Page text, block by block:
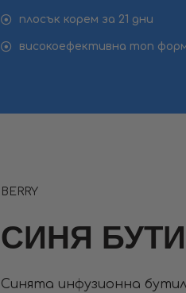
плосък корем за 21 дни
високоефективна топ
BERRY
СИНЯ
Синята инфузионна